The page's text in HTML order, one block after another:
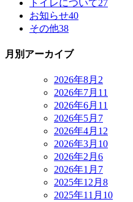
トイレについて27
お知らせ40
その他38
月別アーカイブ
2026年8月 2
2026年7月 11
2026年6月 11
2026年5月 7
2026年4月 12
2026年3月 10
2026年2月 6
2026年1月 7
2025年12月 8
2025年11月 10